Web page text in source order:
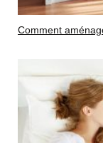
Comment